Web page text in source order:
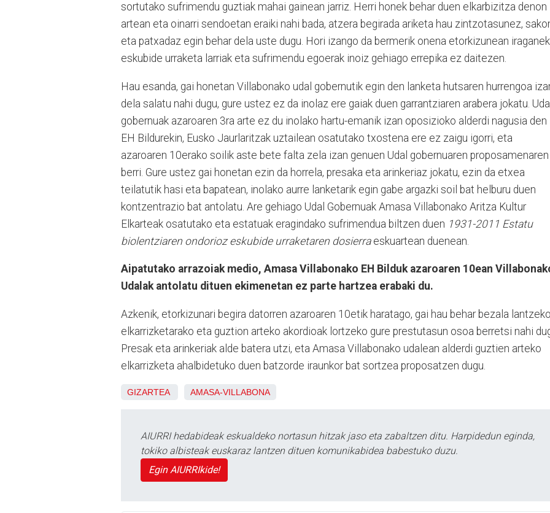
sortutako sufrimendu guztiak mahai gainean jarriz. Herri honek behar duen elkarbizitza denon
artean eta oinarri sendoetan eraiki nahi bada, atzera begirada ariketa hau zintzotasunez,
eta patxadaz egin behar dela uste dugu. Hori izango da bermerik onena etorkizunean
eskubide urraketa larriak eta sufrimendu egoerak inoiz gehiago errepika ez daitezen.
Hau esanda, gai honetan Villabonako udal gobernutik egin den lanketa hutsaren hurrengoa
dela salatu nahi dugu, gure ustez ez da inolaz ere gaiak duen garrantziaren arabera jokatu. Udal
gobernuak azaroaren 3ra arte ez du inolako hartu-emanik izan oposizioko alderdi nagusia den
EH Bildurekin, Eusko Jaurlaritzak uztailean osatutako txostena ere ez zaigu igorri, eta
azaroaren 10erako soilik aste bete falta zela izan genuen Udal gobernuaren proposamenaren
berri. Gure ustez gai honetan ezin da horrela, presaka eta arinkeriaz jokatu, ezin da etxea
teilatutik hasi eta bapatean, inolako aurre lanketarik egin gabe argazki soil bat helburu duen
kontzentrazio bat antolatu. Are gehiago Udal Gobernuak Amasa Villabonako Aritza Kultur
Elkarteak osatutako eta estatuak eragindako sufrimendua biltzen duen 1931-2011 Estatu
biolentziaren ondorioz eskubide urraketaren dosierraeskuartean duenean.
Aipatutako arrazoiak medio, Amasa Villabonako EH Bilduk azaroaren 10ean
Udalak antolatu dituen ekimenetan ez parte hartzea erabaki du.
Azkenik, etorkizunari begira datorren azaroaren 10etik haratago, gai hau behar bezala
elkarrizketarako eta guztion arteko akordioak lortzeko gure prestutasun osoa berretsi nahi
Presak eta arinkeriak alde batera utzi, eta Amasa Villabonako udalean alderdi guztien arteko
elkarrizketa ahalbidetuko duen batzorde iraunkor bat sortzea proposatzen dugu.
GIZARTEA AMASA-VILLABONA
AIURRI hedabideak eskualdeko nortasun hitzak jaso eta zabaltzen ditu. Harpidedun eginda,
tokiko albisteak euskaraz lantzen dituen komunikabidea babestuko duzu.
Egin AIURRIkide!